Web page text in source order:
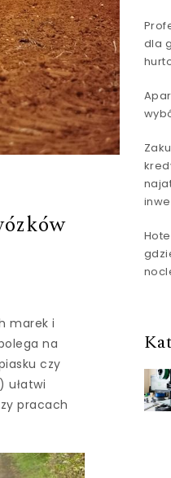
marek i
na
czy
) ułatwi
pracach
dla